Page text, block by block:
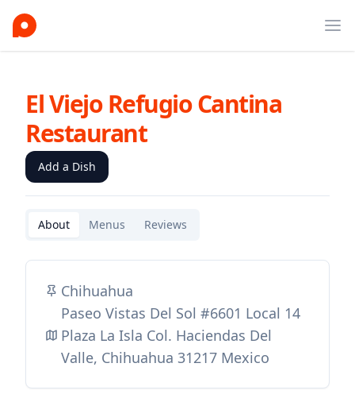
El Viejo Refugio Cantina
Restaurant
Add a Dish
About Menus Reviews
Chihuahua
Paseo Vistas Del Sol #6601 Local 14
Plaza La Isla Col. Haciendas Del
Valle, Chihuahua 31217 Mexico